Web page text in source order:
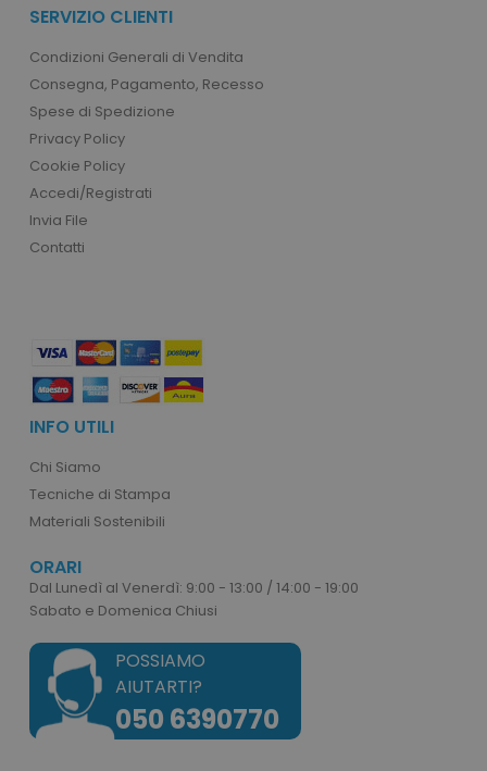
SERVIZIO CLIENTI
Condizioni Generali di Vendita
Consegna, Pagamento, Recesso
Spese di Spedizione
Privacy Policy
Cookie Policy
Accedi/Registrati
Invia File
Contatti
INFO UTILI
Chi Siamo
Tecniche di Stampa
Materiali Sostenibili
ORARI
Dal Lunedì al Venerdì: 9:00 - 13:00 / 14:00 - 19:00
Sabato e Domenica Chiusi
POSSIAMO
AIUTARTI?
050 6390770
utm_campaign
private_content_version